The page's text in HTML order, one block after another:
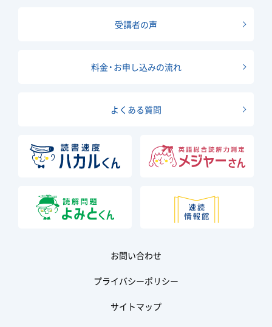
受講者の声
料金・お申し込みの流れ
よくある質問
お問い合わせ
プライバシーポリシー
サイトマップ